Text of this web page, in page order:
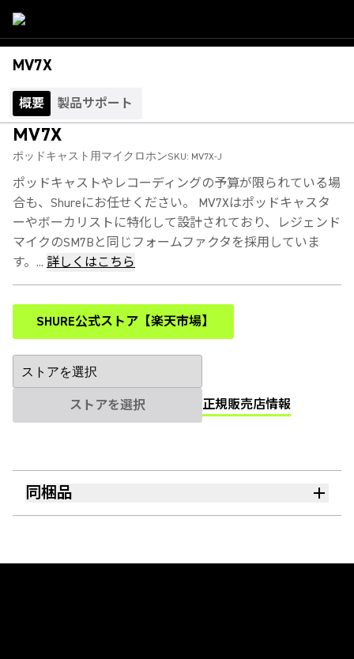
MV7X
概要 製品サポート
MV7X
ポッドキャスト用マイクロホンSKU: MV7X-J
ポッドキャストやレコーディングの予算が限られている場
合も、Shureにお任せください。 MV7Xはポッドキャスタ
ーやボーカリストに特化して設計されており、レジェンド
マイクのSM7Bと同じフォームファクタを採用していま
す。... 詳しくはこちら
SHURE公式ストア【楽天市場】
(Opens in a new tab)
ストアを選択 正規販売店情報
同梱品